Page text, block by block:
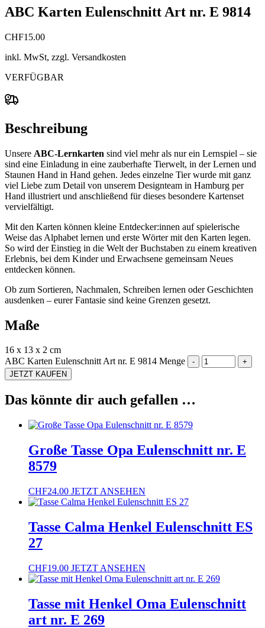
ABC Karten Eulenschnitt Art nr. E 9814
CHF15.00
inkl. MwSt, zzgl. Versandkosten
VERFÜGBAR
Beschreibung
Unsere ABC-Lernkarten sind viel mehr als nur ein Lernspiel – sie
sind eine Einladung in eine zauberhafte Tierwelt, in der Lernen und
Staunen Hand in Hand gehen. Jedes einzelne Tier wurde mit ganz
viel Liebe zum Detail von unserem Designteam in Hamburg per
Hand illustriert und anschließend für dieses besondere Kartenset
vervielfältigt.
Mit den Karten können kleine Entdecker:innen auf spielerische
Weise das Alphabet lernen und erste Wörter mit den Karten legen.
So wird der Einstieg in die Welt der Buchstaben zu einem kreativen
Erlebnis, bei dem Kinder und Erwachsene gemeinsam Neues
entdecken können.
Ob zum Sortieren, Nachmalen, Schreiben lernen oder Geschichten
ausdenken – eurer Fantasie sind keine Grenzen gesetzt.
Maße
16 x 13 x 2 cm
ABC Karten Eulenschnitt Art nr. E 9814 Menge
JETZT KAUFEN
Das könnte dir auch gefallen …
Große Tasse Opa Eulenschnitt nr. E
8579
CHF24.00 JETZT ANSEHEN
Tasse Calma Henkel Eulenschnitt ES
27
CHF19.00 JETZT ANSEHEN
Tasse mit Henkel Oma Eulenschnitt
art nr. E 269